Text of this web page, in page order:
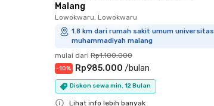
Malang
Lowokwaru, Lowokwaru
1.8 km dari rumah sakit umum universitas
muhammadiyah malang
mulai dari Rp1.100.000
-10% Rp985.000 /bulan
Diskon sewa min. 12 Bulan
Lihat info lebih banyak